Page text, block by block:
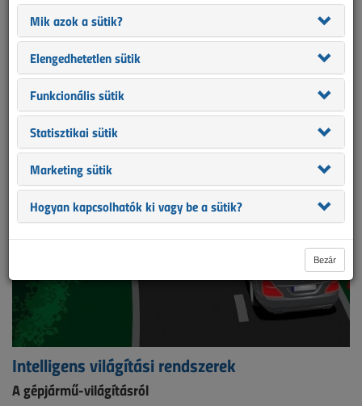
Intelligens világítási rendszerek
A gépjármű-világításról
Mik azok a sütik?
Elengedhetetlen sütik
Funkcionális sütik
Statisztikai sütik
Marketing sütik
Hogyan kapcsolhatók ki vagy be a sütik?
Bezár